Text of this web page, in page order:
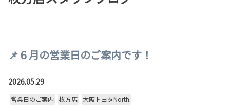
📌６月の営業日のご案内です！
2026.05.29
営業日のご案内 枚方店 大阪トヨタNorth